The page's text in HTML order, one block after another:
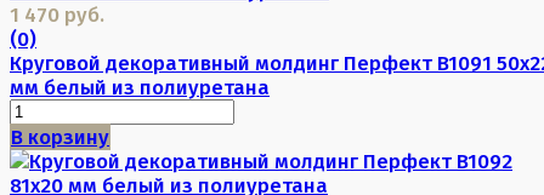
1 470 руб.
(0)
Круговой декоративный молдинг Перфект B1091
мм белый из полиуретана
В корзину